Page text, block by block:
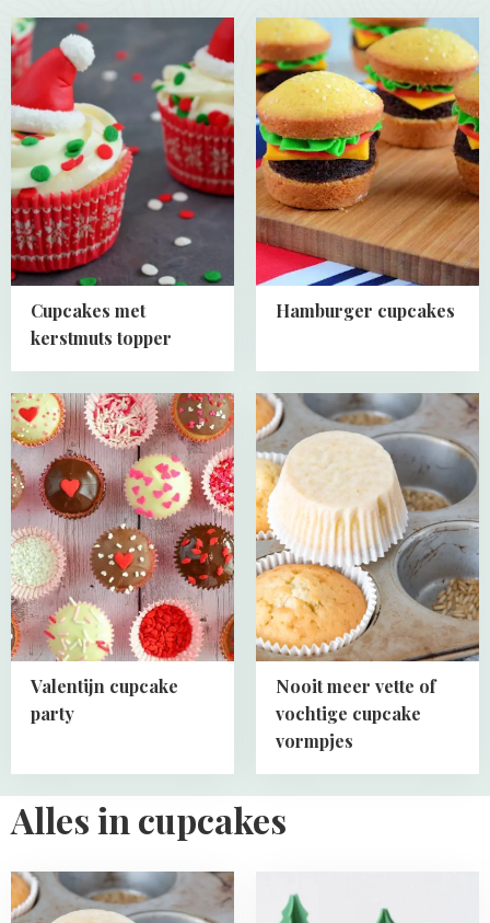
Cupcakes met
kerstmuts topper
Read
more
about
Cupcakes
met
kerstmuts
topper
Hamburger cupcakes
Read
more
about
Hamburger
cupcakes
Valentijn cupcake
party
Read
more
about
Valentijn
cupcake
party
Nooit meer vette of
vochtige cupcake
vormpjes
Read
more
about
Nooit
meer
vette
of
vochtige
cupcake
vormpjes
Alles in cupcakes
Read
more
more